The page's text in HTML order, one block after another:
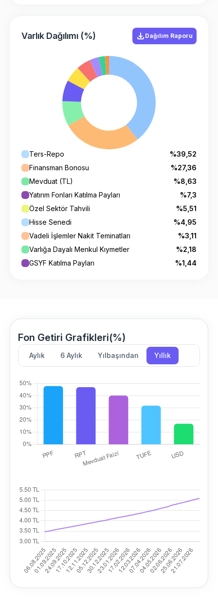
Varlık Dağılımı (%) Dağılım Raporu
Ters-Repo
%39,52
Finansman Bonosu
%27,36
Mevduat (TL)
%8,63
Yatırım Fonları Katılma Payları
%7,3
Özel Sektör Tahvili
%5,51
Hisse Senedi
%4,95
Vadeli İşlemler Nakit Teminatları
%3,11
Varlığa Dayalı Menkul Kıymetler
%2,18
GSYF Katılma Payları
%1,44
Fon Getiri Grafikleri(%)
Aylık 6 Aylık Yılbaşından Yıllık